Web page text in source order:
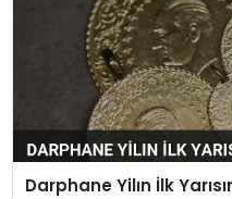
Darphane Yilın İlk